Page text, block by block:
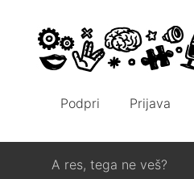
Podpri Prijava
A res, tega ne veš?